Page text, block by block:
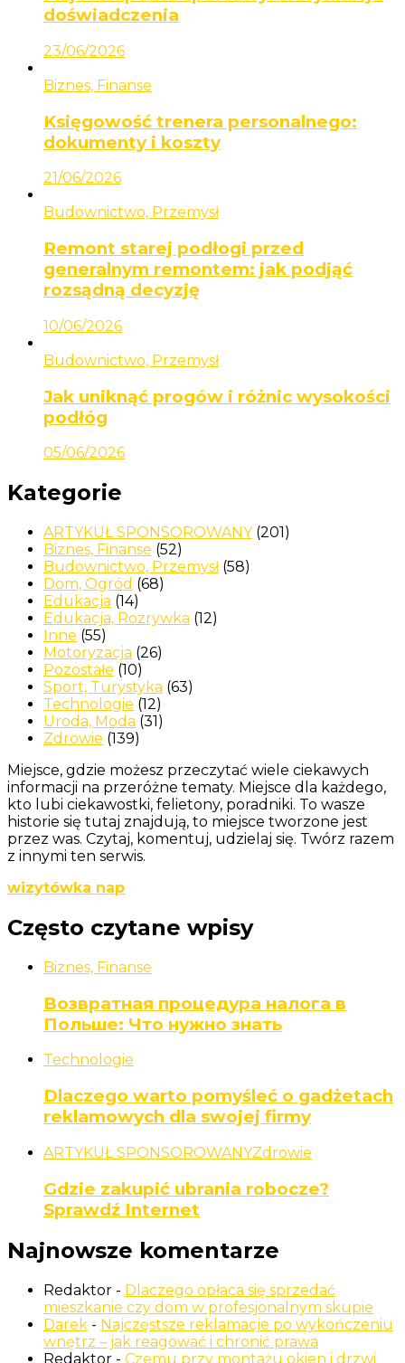
doświadczenia
23/06/2026
Biznes, Finanse
Księgowość trenera personalnego:
dokumenty i koszty
21/06/2026
Budownictwo, Przemysł
Remont starej podłogi przed
generalnym remontem: jak podjąć
rozsądną decyzję
10/06/2026
Budownictwo, Przemysł
Jak uniknąć progów i różnic wysokości
podłóg
05/06/2026
Kategorie
ARTYKUŁ SPONSOROWANY(201)
Biznes, Finanse (52)
Budownictwo, Przemysł(58)
Dom, Ogród (68)
Edukacja (14)
Edukacja, Rozrywka (12)
Inne (55)
Motoryzacja (26)
Pozostałe (10)
Sport, Turystyka (63)
Technologie (12)
Uroda, Moda (31)
Zdrowie (139)
Miejsce, gdzie możesz przeczytać wiele ciekawych
informacji na przeróżne tematy. Miejsce dla każdego,
kto lubi ciekawostki, felietony, poradniki. To wasze
historie się tutaj znajdują, to miejsce tworzone jest
przez was. Czytaj, komentuj, udzielaj się. Twórz razem
z innymi ten serwis.
wizytówka nap
Często czytane wpisy
Biznes, Finanse
Возвратная процедура налога в
Польше: Что нужно знать
Technologie
Dlaczego warto pomyśleć o gadżetach
reklamowych dla swojej firmy
ARTYKUŁ SPONSOROWANYZdrowie
Gdzie zakupić ubrania robocze?
Sprawdź Internet
Najnowsze komentarze
Redaktor - Dlaczego opłaca się sprzedać
mieszkanie czy dom w profesjonalnym skupie
Darek - Najczęstsze reklamacje po wykończeniu
wnętrz – jak reagować i chronić prawa
Redaktor - Czemu przy montażu okien i drzwi